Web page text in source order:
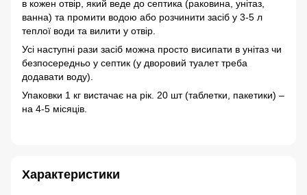
в кожен отвір, який веде до септика (раковина, унітаз,
ванна) та промити водою або розчинити засіб у 3-5 л
теплої води та вилити у отвір.
Усі наступні рази засіб можна просто висипати в унітаз чи
безпосередньо у септик (у дворовий туалет треба
додавати воду).
Упаковки 1 кг вистачає на рік. 20 шт (таблетки, пакетики) –
на 4-5 місяців.
Характеристики